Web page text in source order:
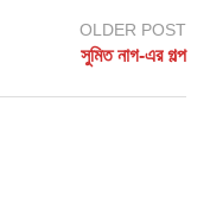
OLDER POST
সুমিত নাগ-এর গল্প